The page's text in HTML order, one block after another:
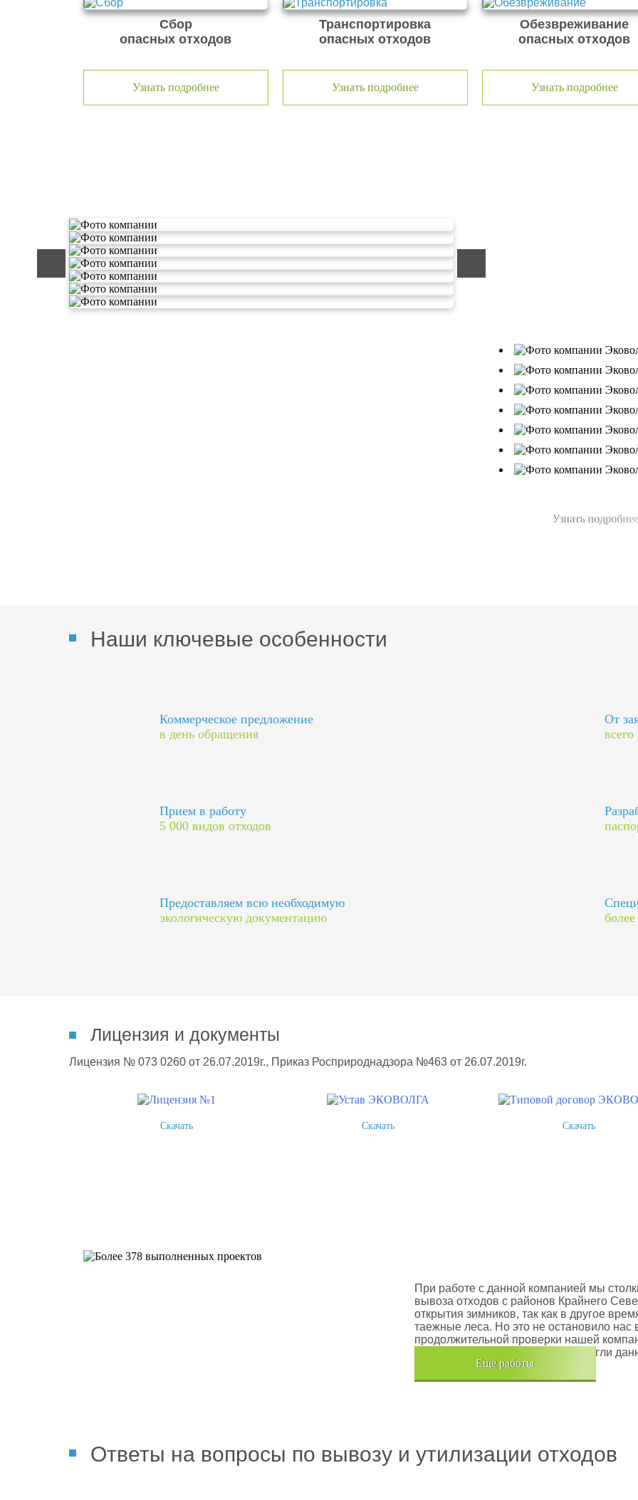
Сбор
опасных отходов
Узнать подробнее
Транспортировка
опасных отходов
Узнать подробнее
Обезвреживание
опасных отходов
Узнать подробнее
Узнать подробнее
Наши ключевые особенности
Коммерческое предложение
в день обращения
От
Прием в работу
5 000 видов отходов
Предоставляем всю необходимую
экологическую документацию
Лицензия и документы
Лицензия № 073 0260 от 26.07.2019г., Приказ Росприроднадзора №463 от 26.07.2019г.
Скачать Скачать Скачать
При работе с данной компанией мы
вывоза отходов с районов Крайнего
открытия зимников, так как в другое
таежные леса. Но это не остановило
продолжительной проверки нашей
транспортного средства, мы помогли
Хочется также отметить, что…
Eщё работы
Ответы на вопросы по вывозу и утилизации отходов